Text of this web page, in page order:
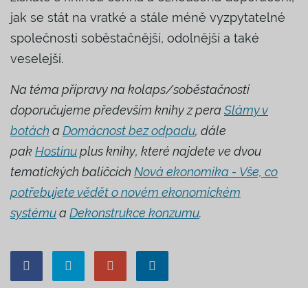
jak se stát na vratké a stále méně vyzpytatelné
společnosti soběstačnější, odolnější a také
veselejší.
Na téma přípravy na kolaps/soběstačnosti
doporučujeme především knihy z pera Slámy v
botách a Domácnost bez odpadu, dále
pakHostinuplus knihy, které najdete ve dvou
tematických balíčcích Nová ekonomika - Vše, co
potřebujete vědět o novém ekonomickém
systémua Dekonstrukce konzumu.